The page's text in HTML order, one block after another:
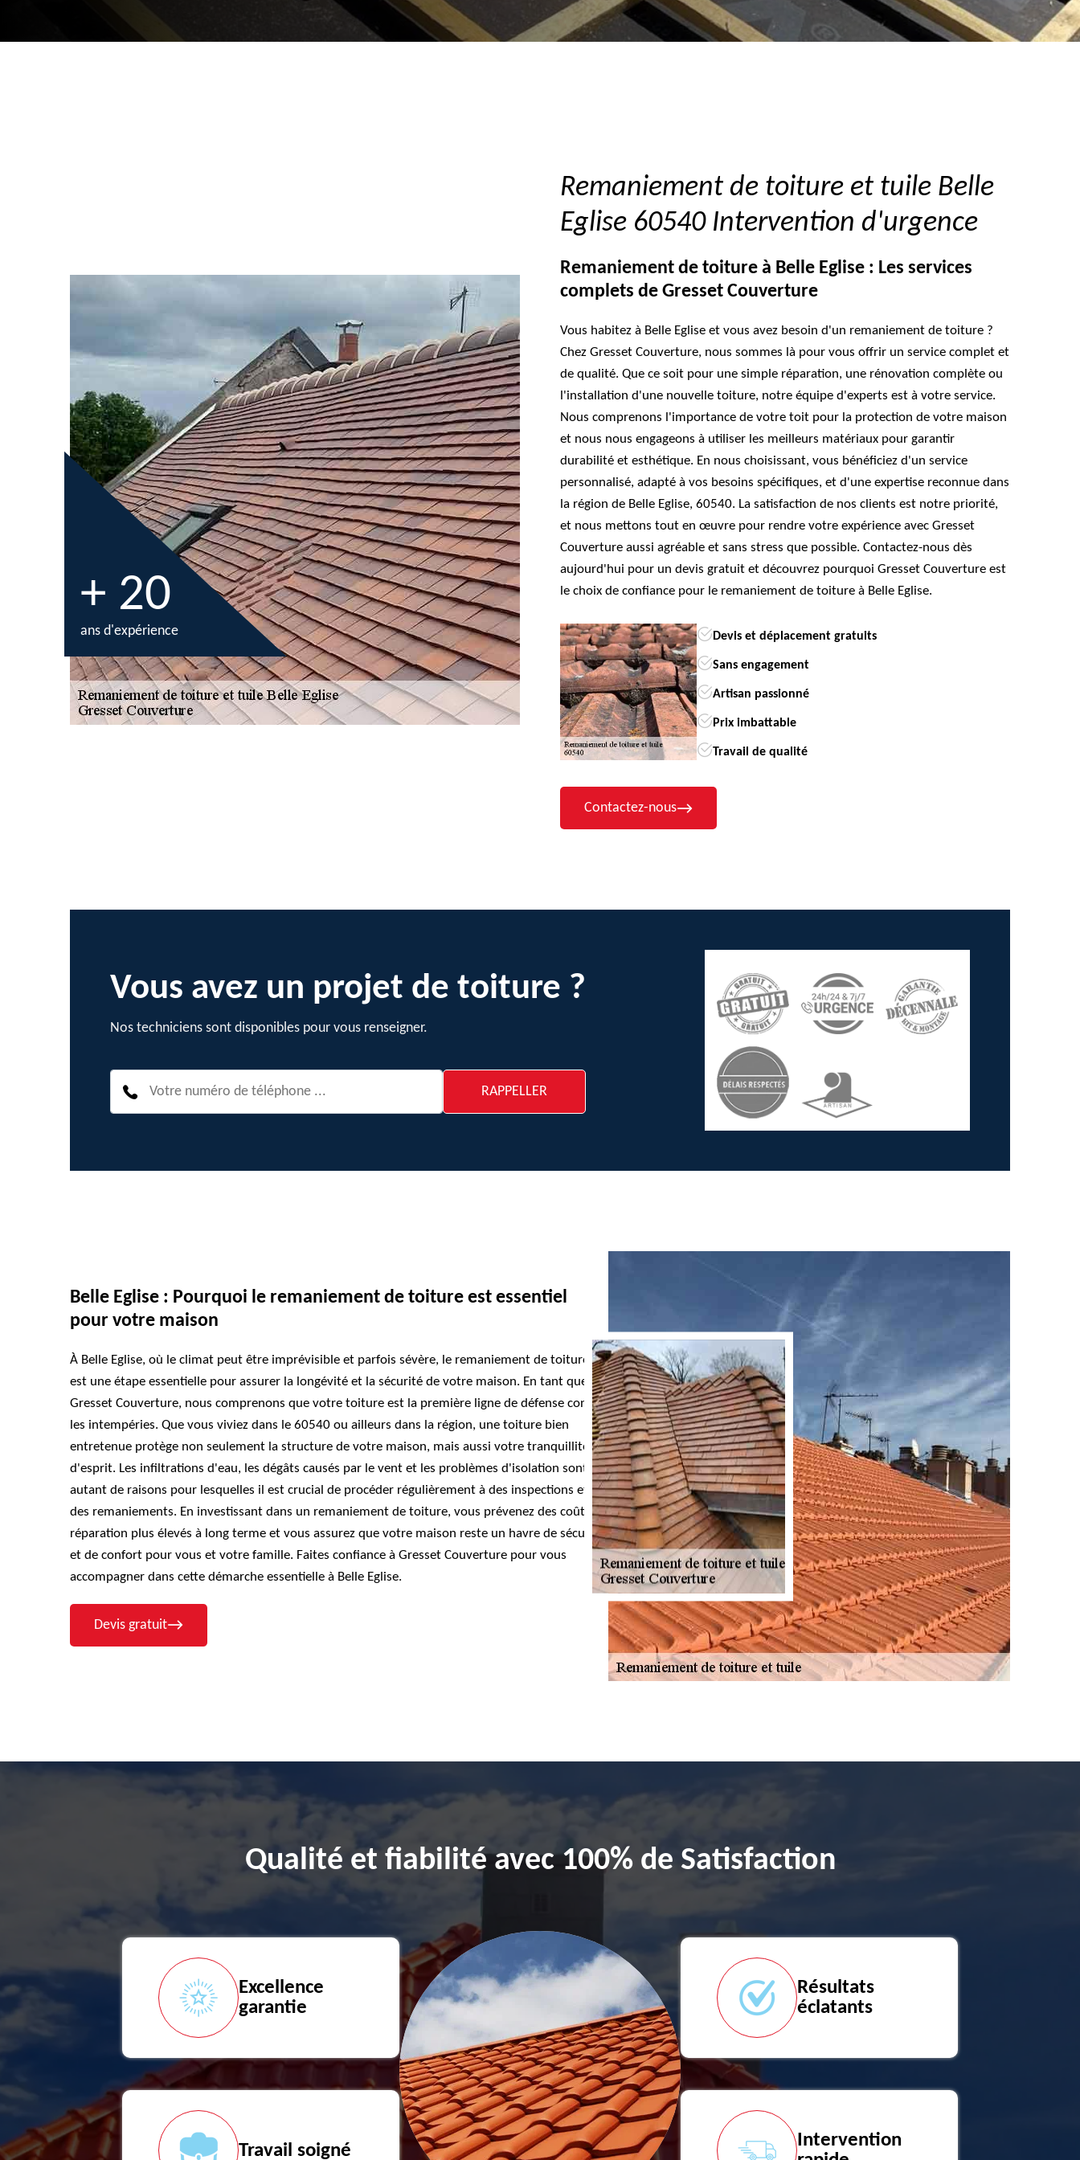
+ 20
ans d'expérience
Remaniement de toiture et tuile Belle
Eglise 60540 Intervention d'urgence
Remaniement de toiture à Belle Eglise : Les services
complets de Gresset Couverture
Vous habitez à Belle Eglise et vous avez besoin d'un remaniement de toiture ?
Chez Gresset Couverture, nous sommes là pour vous offrir un service complet et
de qualité. Que ce soit pour une simple réparation, une rénovation complète ou
l'installation d'une nouvelle toiture, notre équipe d'experts est à votre service.
Nous comprenons l'importance de votre toit pour la protection de votre maison
et nous nous engageons à utiliser les meilleurs matériaux pour garantir
durabilité et esthétique. En nous choisissant, vous bénéficiez d'un service
personnalisé, adapté à vos besoins spécifiques, et d'une expertise reconnue dans
la région de Belle Eglise, 60540. La satisfaction de nos clients est notre priorité,
et nous mettons tout en œuvre pour rendre votre expérience avec Gresset
Couverture aussi agréable et sans stress que possible. Contactez-nous dès
aujourd'hui pour un devis gratuit et découvrez pourquoi Gresset Couverture est
le choix de confiance pour le remaniement de toiture à Belle Eglise.
Devis et déplacement gratuits
Sans engagement
Artisan passionné
Prix imbattable
Travail de qualité
Contactez-nous
Vous avez un projet de toiture ?
Nos techniciens sont disponibles pour vous renseigner.
Belle Eglise : Pourquoi le remaniement de toiture est essentiel
pour votre maison
À Belle Eglise, où le climat peut être imprévisible et parfois sévère, le remaniement de toiture
est une étape essentielle pour assurer la longévité et la sécurité de votre maison. En tant que
Gresset Couverture, nous comprenons que votre toiture est la première ligne de défense contre
les intempéries. Que vous viviez dans le 60540 ou ailleurs dans la région, une toiture bien
entretenue protège non seulement la structure de votre maison, mais aussi votre tranquillité
d'esprit. Les infiltrations d'eau, les dégâts causés par le vent et les problèmes d'isolation sont
autant de raisons pour lesquelles il est crucial de procéder régulièrement à des inspections et
des remaniements. En investissant dans un remaniement de toiture, vous prévenez des coûts de
réparation plus élevés à long terme et vous assurez que votre maison reste un havre de sécurité
et de confort pour vous et votre famille. Faites confiance à Gresset Couverture pour vous
accompagner dans cette démarche essentielle à Belle Eglise.
Devis gratuit
Qualité et fiabilité avec 100% de Satisfaction
Excellence
garantie
Travail soigné
Résultats
éclatants
Intervention